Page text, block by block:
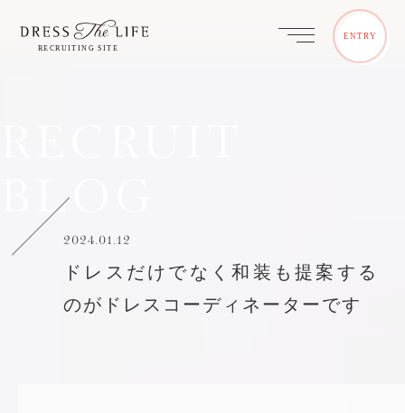
ENTRY
BLOG
2024.01.12
ドレスだけでなく和装も提案する
のがドレスコーディネーターです